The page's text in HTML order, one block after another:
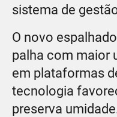
sistema de
O novo
palha com maior
em plataformas
tecnologia
preserva